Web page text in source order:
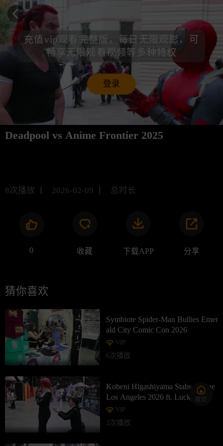
充值vip观看完整版，每日无限观影，可
畅享无限观看视频等多种特权
登录
Deadpool vs Anime Frontier 2025
8次播放 2026-02-09 总时长
0 收藏 下载APP 分享
猜你喜欢
Symbiote Spider-Man Bullies Emer
ald City Comic Con 2026
VIP
6次播放
Kobeni Higashiyama Stabs Anime
Los Angeles 2026 ft. Lucky Lai
VIP
3次播放
首页